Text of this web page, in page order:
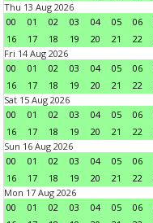
Thu 13 Aug 2026
00
01 02 03 04 05 06
16
17 18 19 20 21 22
Fri 14 Aug 2026
00
01 02 03 04 05 06
16
17 18 19 20 21 22
Sat 15 Aug 2026
00
01 02 03 04 05 06
16
17 18 19 20 21 22
Sun 16 Aug 2026
00
01 02 03 04 05 06
16
17 18 19 20 21 22
Mon 17 Aug 2026
00
01 02 03 04 05 06